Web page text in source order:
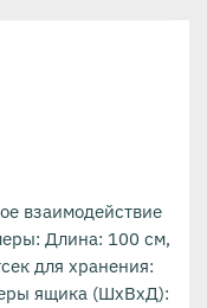
взаимодействие
Длина: 100 см,
для хранения:
ящика (ШхВхД):